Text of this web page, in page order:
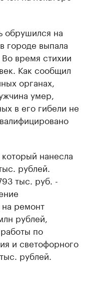
обрушился на
городе выпала
время стихии
Как сообщил
органах,
умер,
в его гибели не
нанесла
рублей.
тыс. руб. -
на ремонт
рублей,
по
и светофорного
рублей.